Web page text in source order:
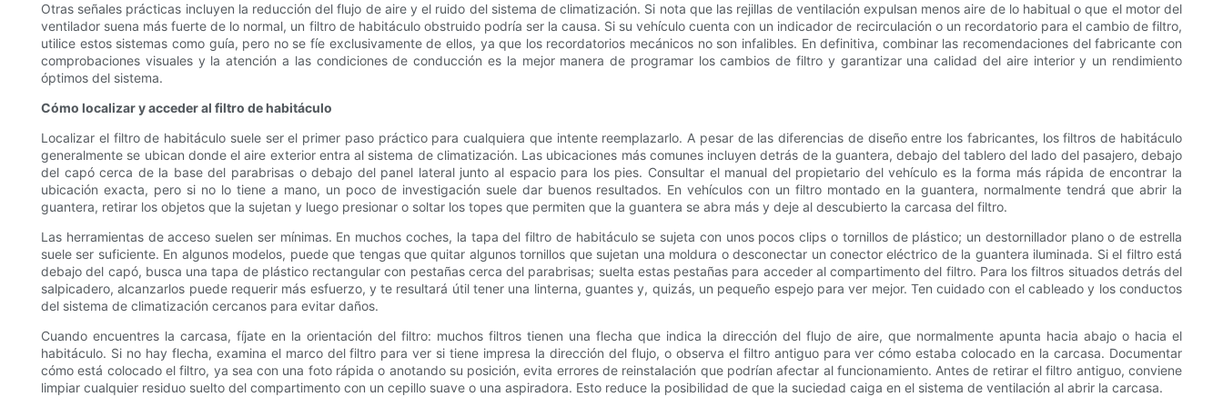
Otras señales prácticas incluyen la reducción del flujo de aire y el ruido del sistema de climatización. Si nota que las rejillas de ventilación expulsan menos aire de lo habitual o que el motor del
ventilador suena más fuerte de lo normal, un filtro de habitáculo obstruido podría ser la causa. Si su vehículo cuenta con un indicador de recirculación o un recordatorio para el cambio de filtro,
utilice estos sistemas como guía, pero no se fíe exclusivamente de ellos, ya que los recordatorios mecánicos no son infalibles. En definitiva, combinar las recomendaciones del fabricante con
comprobaciones visuales y la atención a las condiciones de conducción es la mejor manera de programar los cambios de filtro y garantizar una calidad del aire interior y un rendimiento
óptimos del sistema.
Cómo localizar y acceder al filtro de habitáculo
Localizar el filtro de habitáculo suele ser el primer paso práctico para cualquiera que intente reemplazarlo. A pesar de las diferencias de diseño entre los fabricantes, los filtros de habitáculo
generalmente se ubican donde el aire exterior entra al sistema de climatización. Las ubicaciones más comunes incluyen detrás de la guantera, debajo del tablero del lado del pasajero, debajo
del capó cerca de la base del parabrisas o debajo del panel lateral junto al espacio para los pies. Consultar el manual del propietario del vehículo es la forma más rápida de encontrar la
ubicación exacta, pero si no lo tiene a mano, un poco de investigación suele dar buenos resultados. En vehículos con un filtro montado en la guantera, normalmente tendrá que abrir la
guantera, retirar los objetos que la sujetan y luego presionar o soltar los topes que permiten que la guantera se abra más y deje al descubierto la carcasa del filtro.
Las herramientas de acceso suelen ser mínimas. En muchos coches, la tapa del filtro de habitáculo se sujeta con unos pocos clips o tornillos de plástico; un destornillador plano o de estrella
suele ser suficiente. En algunos modelos, puede que tengas que quitar algunos tornillos que sujetan una moldura o desconectar un conector eléctrico de la guantera iluminada. Si el filtro está
debajo del capó, busca una tapa de plástico rectangular con pestañas cerca del parabrisas; suelta estas pestañas para acceder al compartimento del filtro. Para los filtros situados detrás del
salpicadero, alcanzarlos puede requerir más esfuerzo, y te resultará útil tener una linterna, guantes y, quizás, un pequeño espejo para ver mejor. Ten cuidado con el cableado y los conductos
del sistema de climatización cercanos para evitar daños.
Cuando encuentres la carcasa, fíjate en la orientación del filtro: muchos filtros tienen una flecha que indica la dirección del flujo de aire, que normalmente apunta hacia abajo o hacia el
habitáculo. Si no hay flecha, examina el marco del filtro para ver si tiene impresa la dirección del flujo, o observa el filtro antiguo para ver cómo estaba colocado en la carcasa. Documentar
cómo está colocado el filtro, ya sea con una foto rápida o anotando su posición, evita errores de reinstalación que podrían afectar al funcionamiento. Antes de retirar el filtro antiguo, conviene
limpiar cualquier residuo suelto del compartimento con un cepillo suave o una aspiradora. Esto reduce la posibilidad de que la suciedad caiga en el sistema de ventilación al abrir la carcasa.